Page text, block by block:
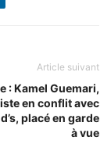
Article suivant
: Kamel Guemari,
en conflit avec
placé en garde
à vue